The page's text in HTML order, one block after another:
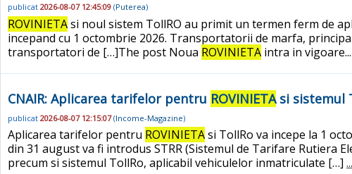
publicat 2026-08-07 12:45:09 (Puterea)
ROVINIETAsi noul sistem TollRO au primit un termen ferm de
incepand cu 1 octombrie 2026. Transportatorii de marfa,
transportatori de […]The post Noua ROVINIETA intra in vigoare...
CNAIR: Aplicarea tarifelor pentru ROVINIETAsi sistemul
publicat 2026-08-07 12:15:07(Income-Magazine)
Aplicarea tarifelor pentru ROVINIETAsi TollRo va incepe la 1
din 31 august va fi introdus STRR (Sistemul de Tarifare Rutiera
precum si sistemul TollRo, aplicabil vehiculelor inmatriculate […]